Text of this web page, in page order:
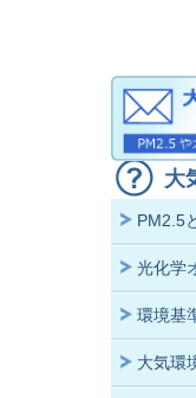
大
PM2.5
光化学
環境基
大気環